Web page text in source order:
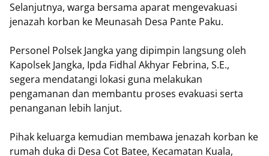
Selanjutnya, warga bersama aparat mengevakuasi
jenazah korban ke Meunasah Desa Pante Paku.
Personel Polsek Jangka yang dipimpin langsung oleh
Kapolsek Jangka, Ipda Fidhal Akhyar Febrina, S.E.,
segera mendatangi lokasi guna melakukan
pengamanan dan membantu proses evakuasi serta
penanganan lebih lanjut.
Pihak keluarga kemudian membawa jenazah korban ke
rumah duka di Desa Cot Batee, Kecamatan Kuala,